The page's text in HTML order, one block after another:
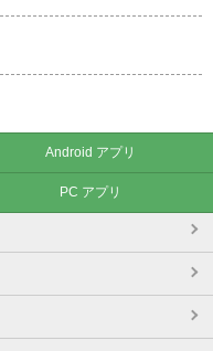
Android アプリ
PC アプリ